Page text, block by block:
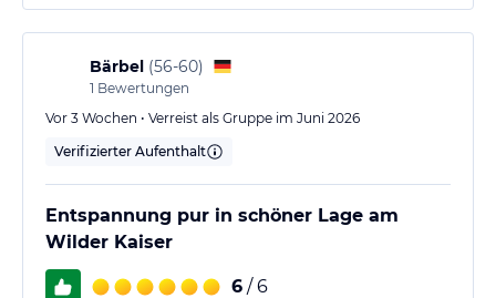
auch vorhanden.
Auch wenn wir nicht mehr mit Kindern reisen, habe
ich doch auch gemerkt,…
Bärbel (56-60)
1 Bewertungen
Vor 3 Wochen • Verreist als Gruppe im Juni 2026
Verifizierter Aufenthalt
Entspannung pur in schöner Lage am
Wilder Kaiser
6 / 6